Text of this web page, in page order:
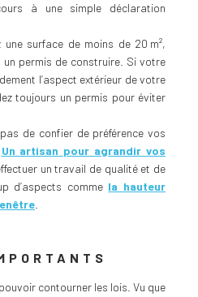
à une simple déclaration
surface de moins de 20 m²,
un permis de construire. Si votre
l’aspect extérieur de votre
toujours un permis pour éviter
de confier de préférence vos
Un artisan pour agrandir vos
un travail de qualité et de
d’aspects comme la hauteur
contourner les lois. Vu que